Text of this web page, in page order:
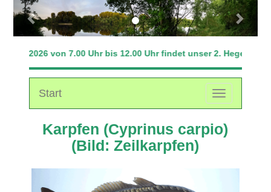
Previous Next
von 7.00 Uhr bis 12.00 Uhr findet unser 2. Hegefischen
Toggle
navigation
Start
Karpfen (Cyprinus carpio)
(Bild: Zeilkarpfen)